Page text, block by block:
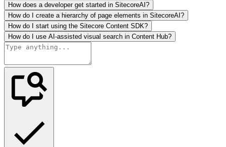
How does a developer get started in SitecoreAI?
How do I create a hierarchy of page elements in SitecoreAI?
How do I start using the Sitecore Content SDK?
How do I use AI-assisted visual search in Content Hub?